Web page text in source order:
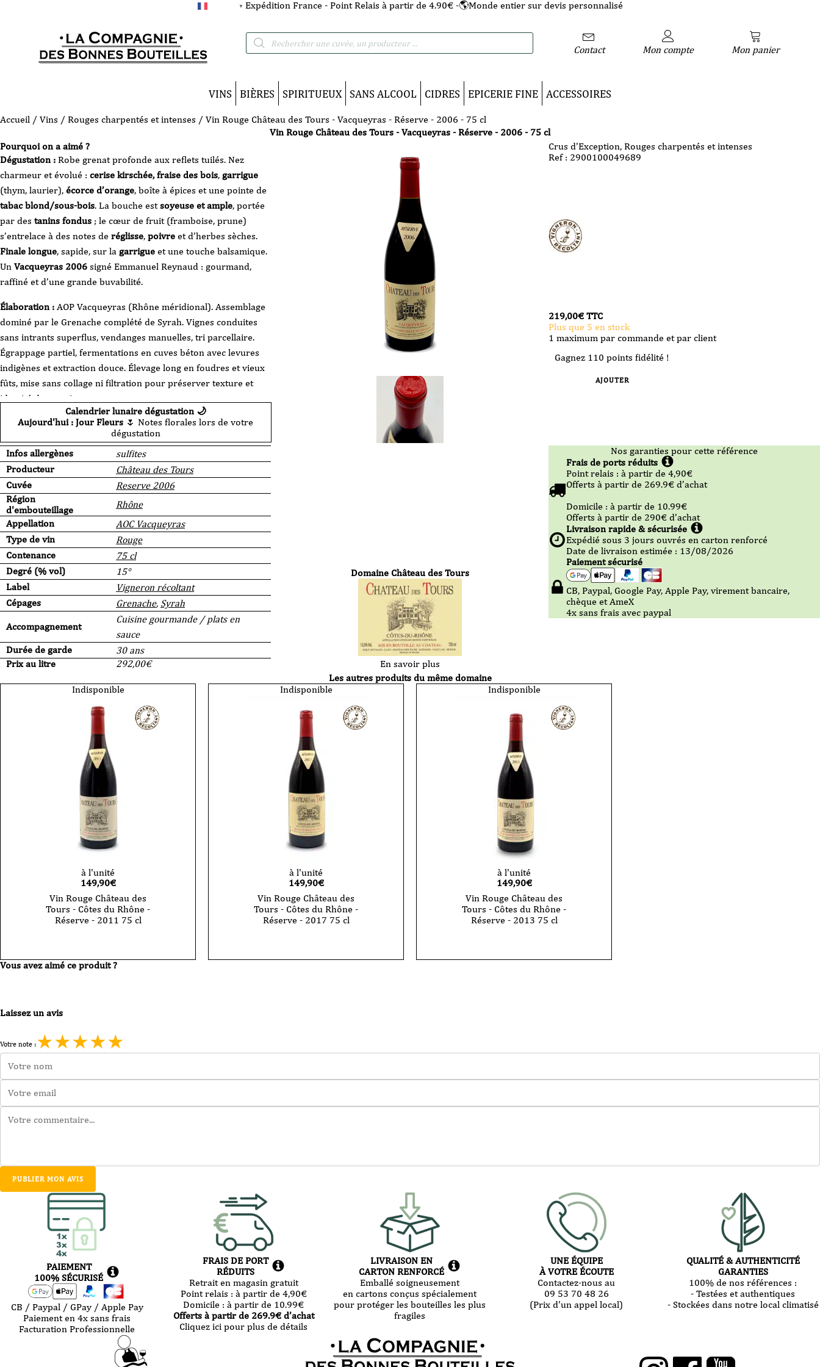
▼ Expédition France - Point Relais à partir de 4.90€ -🌎Monde entier sur devis personnalisé
Recherche
de
Contact Mon compte Mon panier
VINS BIÈRES SPIRITUEUX SANS ALCOOL CIDRES EPICERIE FINE ACCESSOIRES
Accueil / Vins / Rouges charpentés et intenses / Vin Rouge Château des Tours - Vacqueyras - Réserve - 2006 - 75 cl
Vin Rouge Château des Tours - Vacqueyras - Réserve - 2006 - 75 cl
Pourquoi on a aimé ?
Dégustation : Robe grenat profonde aux reflets tuilés. Nez
charmeur et évolué : cerise kirschée, fraise des bois, garrigue
(thym, laurier), écorce d’orange, boîte à épices et une pointe de
tabac blond/sous-bois. La bouche estsoyeuse et ample, portée
par des tanins fondus ; le cœur de fruit (framboise, prune)
s’entrelace à des notes de réglisse, poivre et d’herbes sèches.
Finale longue, sapide, sur la garrigue et une touche balsamique.
Un Vacqueyras 2006 signé Emmanuel Reynaud : gourmand,
raffiné et d’une grande buvabilité.
Élaboration : AOP Vacqueyras (Rhône méridional). Assemblage
dominé par le Grenache complété de Syrah. Vignes conduites
sans intrants superflus, vendanges manuelles, tri parcellaire.
Égrappage partiel, fermentations en cuves béton avec levures
indigènes et extraction douce. Élevage long en foudres et vieux
fûts, mise sans collage ni filtration pour préserver texture et
identité du terroir.
Accompagnements:Servir16–18 °Cdans un verre tulipe,carafe
conseillée. Accords idéaux :
de bœufou bavette grillée, magret de canard
ou tajine d’agneau aux pruneaux ; côté végétal,
ratatouille, polenta aux olives. Superbe sur
pressée (Cantal, Tomme,
Comté24–36 mois) et sur une assiette
decharcuteriesfines.
Étiquette en très bon état et niveau parfait
Calendrier lunaire dégustation 🌙
Aujourd'hui : Jour Fleurs 🌷 Notes florales lors de votre
dégustation
Infos allergènes
sulfites
Producteur
Château des Tours
Cuvée
Reserve 2006
Région
d'embouteillage
Rhône
Appellation
AOC Vacqueyras
Type de vin
Rouge
Contenance
75 cl
Degré (% vol)
15°
Label
Vigneron récoltant
Cépages
Grenache, Syrah
Accompagnement
Cuisine gourmande / plats en
sauce
Durée de garde
30 ans
Prix au litre
292,00€
Crus d'Exception, Rouges charpentés et intenses
Ref : 2900100049689
219,00€ TTC
Plus que 5 en stock
1 maximum par commande et par client
Gagnez 110 points fidélité !
AJOUTER
Nos garanties pour cette référence
Frais de ports réduits
Point relais :à partir de 4,90€
Offerts à partir de 269.9€ d’achat
Domicile :à partir de 10.99€
Offerts à partir de 290€ d’achat
Livraison rapide & sécurisée
Expédié sous 3 jours ouvrés en carton renforcé
Date de livraison estimée : 13/08/2026
Paiement sécurisé
CB, Paypal, Google Pay, Apple Pay, virement bancaire,
chèque et AmeX
4x sans frais avec paypal
Domaine Château des Tours
En savoir plus
Les autres produits du même domaine
Indisponible
à l'unité
149,90€
Vin Rouge Château des
Tours - Côtes du Rhône -
Réserve - 2011 75 cl
Indisponible
à l'unité
149,90€
Vin Rouge Château des
Tours - Côtes du Rhône -
Réserve - 2017 75 cl
Indisponible
à l'unité
149,90€
Vin Rouge Château des
Tours - Côtes du Rhône -
Réserve - 2013 75 cl
Vous avez aimé ce produit ?
Laissez un avis
Votre note :★★★★★
PUBLIER MON AVIS
PAIEMENT
100% SÉCURISÉ
CB / Paypal / GPay / Apple Pay
Paiement en 4x sans frais
Facturation Professionnelle
FRAIS DE PORT
RÉDUITS
Retrait en magasin gratuit
Point relais : à partir de 4,90€
Domicile :à partir de 10.99€
Offerts à partir de 269.9€ d’achat
Cliquez ici pour plus de détails
LIVRAISON EN
CARTON RENFORCÉ
Emballé soigneusement
en cartons conçus spécialement
pour protéger les bouteilles les plus
fragiles
UNE ÉQUIPE
À VOTRE ÉCOUTE
Contactez-nous au
09 53 70 48 26
(Prix d'un appel local)
QUALITÉ & AUTHENTICITÉ
GARANTIES
100% de nos références :
- Testées et authentiques
- Stockées dans notre local climatisé